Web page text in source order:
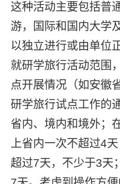
这种活动主要包括普
游，国际和国内大学
以独立进行或由单位
就研学旅行活动范围
点开展情况（如安徽
研学旅行试点工作的
省内、境内和境外；
上省内一次不超过4
超过7天，不少于3天